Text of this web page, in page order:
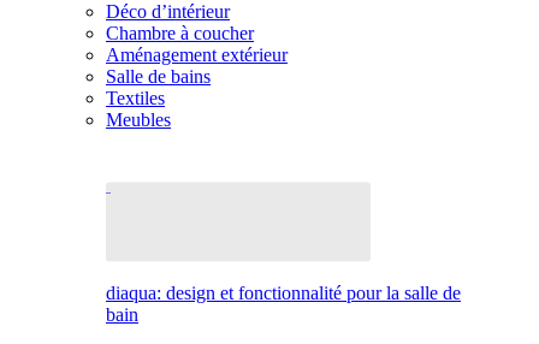
Déco d’intérieur
Chambre à coucher
Aménagement extérieur
Salle de bains
Textiles
Meubles
diaqua: design et fonctionnalité pour la salle de
bain